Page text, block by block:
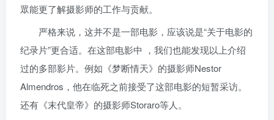
眾能更了解摄影师的工作与贡献。
严格来说，这并不是一部电影，应该说是“关于电影的
纪录片”更合适。在这部电影中 ，我们也能发现以上介绍
过的多部影片。例如《梦断情天》的摄影师Nestor
Almendros，他在临死之前接受了这部电影的短暂采访。
还有《末代皇帝》的摄影师Storaro等人。